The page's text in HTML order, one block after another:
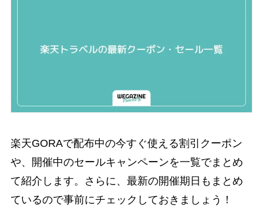
楽天GORAで配布中の今すぐ使える割引クーポン
や、開催中のセールキャンペーンを一覧でまとめ
て紹介します。さらに、最新の開催期日もまとめ
ているので事前にチェックしておきましょう！